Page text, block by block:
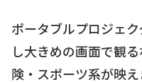
ポータブルプロジェ
し大きめの画面で観
険・スポーツ系が映